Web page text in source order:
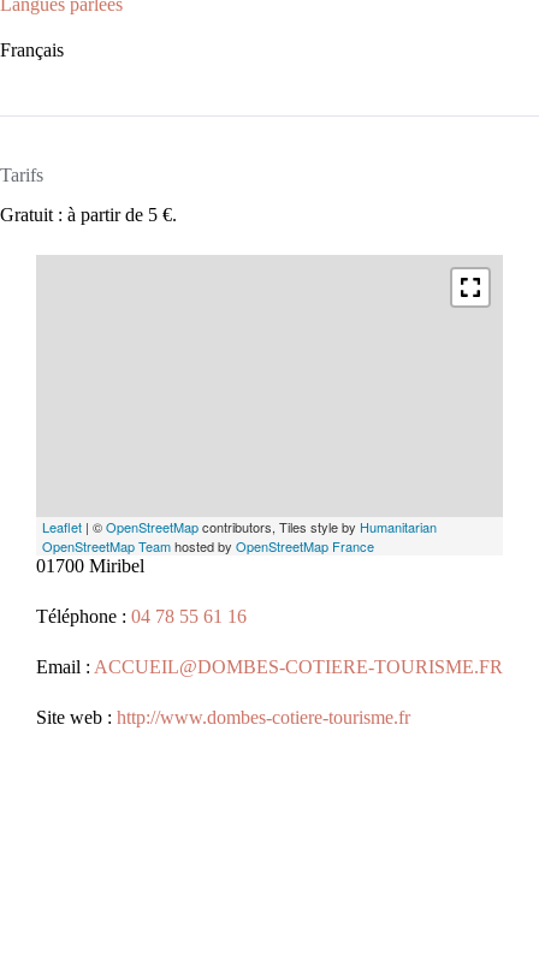
Langues parlées
Français
Tarifs
Gratuit : à partir de 5 €.
Leaflet | ©OpenStreetMapcontributors, Tiles style by Humanitarian
OpenStreetMap Teamhosted by OpenStreetMap France
01700 Miribel
Téléphone : 04 78 55 61 16
Email : ACCUEIL@DOMBES-COTIERE-TOURISME.FR
Site web : http://www.dombes-cotiere-tourisme.fr